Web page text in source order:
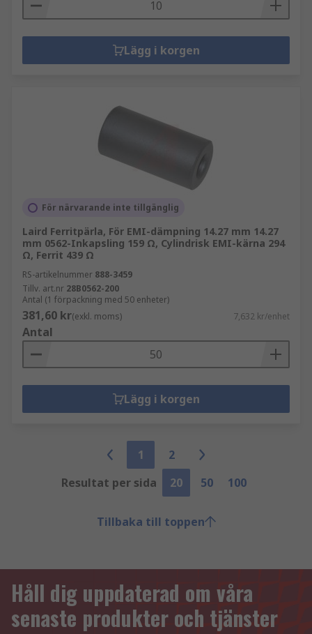
Lägg i korgen
För närvarande inte tillgänglig
Laird Ferritpärla, För EMI-dämpning 14.27 mm 14.27
mm 0562-Inkapsling 159 Ω, Cylindrisk EMI-kärna 294
Ω, Ferrit 439 Ω
RS-artikelnummer 888-3459
Tillv. art.nr 28B0562-200
Antal (1 förpackning med 50 enheter)
381,60 kr(exkl. moms) 7,632 kr/enhet
Antal
Lägg i korgen
1
2
Resultat per sida
20 50 100
Tillbaka till toppen
Håll dig uppdaterad om våra
senaste produkter och tjänster